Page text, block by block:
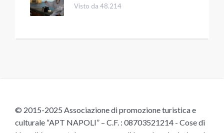
Visto da 48.214
© 2015-2025 Associazione di promozione turistica e
culturale “APT NAPOLI” – C.F. : 08703521214 - Cose di